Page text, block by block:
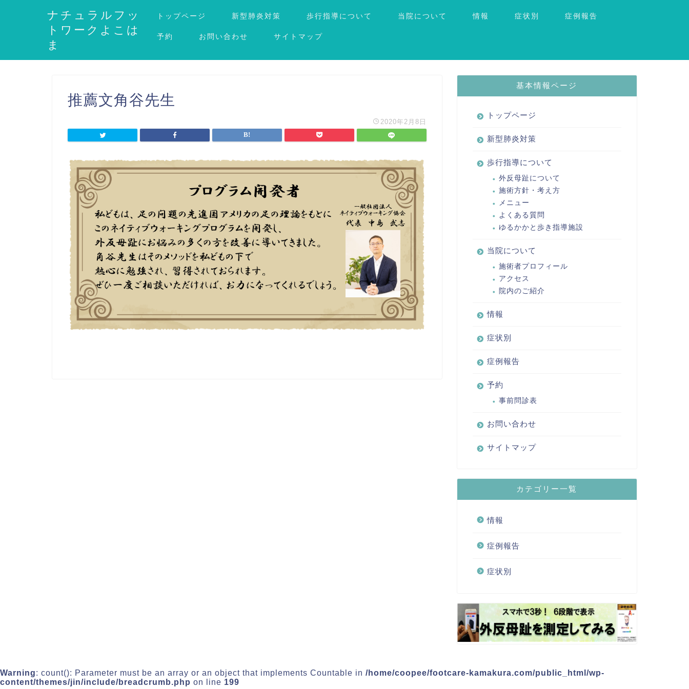
ナチュラルフッ
トワークよこは
ま
トップページ 新型肺炎対策 歩行指導について 当院について 情報 症状別 症例報告
予約 お問い合わせ サイトマップ
推薦文角谷先生
2020年2月8日
基本情報ページ
トップページ
新型肺炎対策
歩行指導について
外反母趾について
施術方針・考え方
メニュー
よくある質問
ゆるかかと歩き指導施設
当院について
施術者プロフィール
アクセス
院内のご紹介
情報
症状別
症例報告
予約
事前問診表
お問い合わせ
サイトマップ
カテゴリー一覧
情報
症例報告
症状別
Warning: count(): Parameter must be an array or an object that implements Countable in /home/coopee/footcare-kamakura.com/public_html/wp-
content/themes/jin/include/breadcrumb.php on line 199